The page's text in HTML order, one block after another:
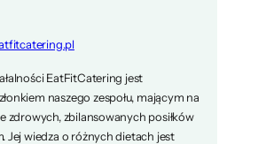
EatFitCatering jest
naszego zespołu, mającym na
zdrowych, zbilansowanych posiłków
Jej wiedza o różnych dietach jest